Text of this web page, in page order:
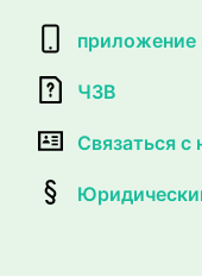
приложение
ЧЗВ
Связаться с